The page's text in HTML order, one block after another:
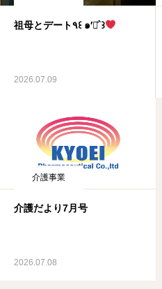
祖母とデート٩꒰ ๑′◡͐`꒱
2026.07.09
介護事業
介護だより7月号
2026.07.08